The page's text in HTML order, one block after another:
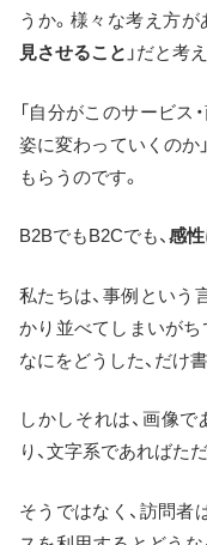
うか。様々な考え方が
見させること 」だと考
「自分がこのサービス
姿に変わっていくのか
もらうのです。
B2BでもB2Cでも、 感
私たちは、事例という
かり並べてしまいがち
なにをどうした、だけ
しかしそれは、画像
り、文字系であればた
そうではなく、訪問者